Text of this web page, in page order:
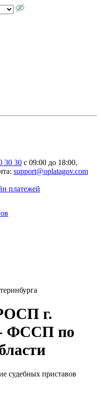
30 30 с 09:00 до 18:00,
support@oplatagov.com
платежей
г.
- ФССП по
судебных приставов